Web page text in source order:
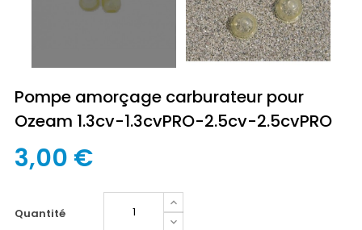
Pompe amorçage carburateur pour
Ozeam 1.3cv-1.3cvPRO-2.5cv-2.5cvPRO
3,00 €
quantité